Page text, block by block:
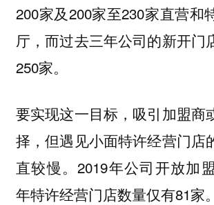
200家及200家至230家直营和
厅，而过去三年公司的新开门
250家。
要实现这一目标，吸引加盟商
择，但遇见小面特许经营门店
直较慢。2019年公司开放加
年特许经营门店数量仅有81家。